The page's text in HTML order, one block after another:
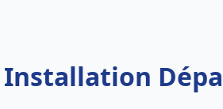
Installation